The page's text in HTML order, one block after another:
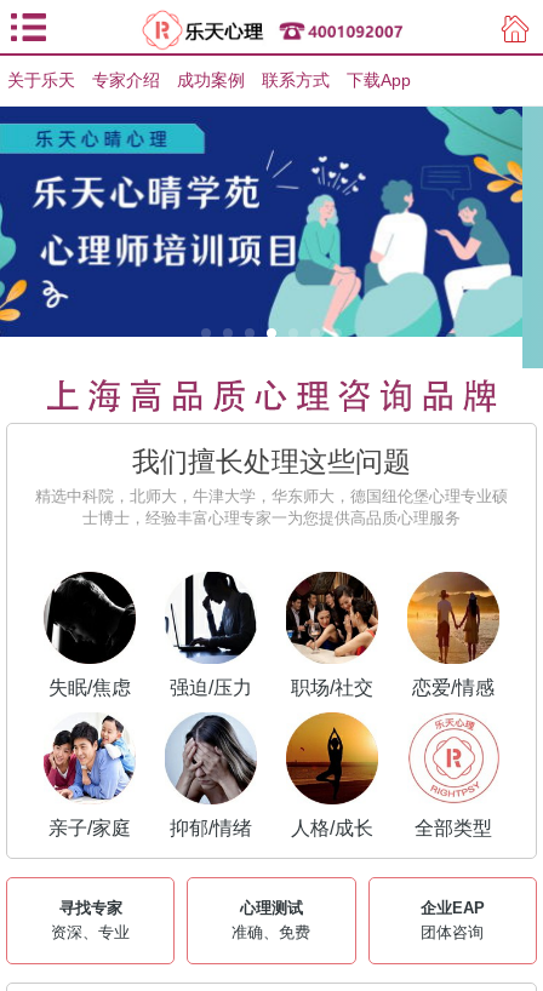
用户登录 用户注册
关于乐天 专家介绍 成功案例 联系方式 下载App
我们擅长处理这些问题
精选中科院，北师大，牛津大学，华东师大，德国纽伦堡心理专业硕
士博士，经验丰富心理专家一为您提供高品质心理服务
失眠/焦虑 强迫/压力 职场/社交 恋爱/情感
亲子/家庭 抑郁/情绪 人格/成长 全部类型
寻找专家
资深、专业
心理测试
准确、免费
企业EAP
团体咨询